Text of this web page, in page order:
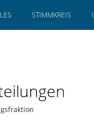
STIMMKREIS